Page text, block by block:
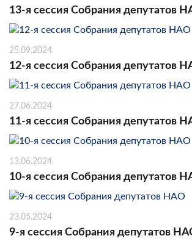
13-я сессия Собрания депутатов
25.09.2024
12-я сессия Собрания депутатов
27.06.2024
11-я сессия Собрания депутатов
13.06.2024
10-я сессия Собрания депутатов
23.05.2024
9-я сессия Собрания депутатов